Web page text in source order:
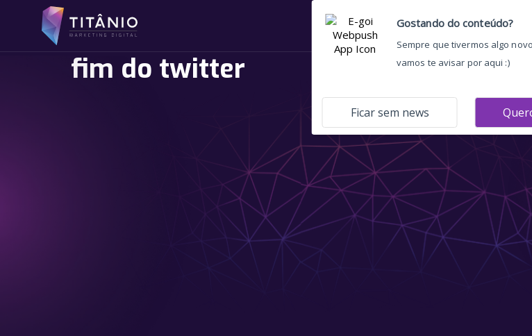
Home
fim do twitter